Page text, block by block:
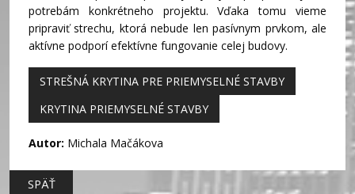
potrebám konkrétneho projektu. Vďaka tomu vieme
pripraviť strechu, ktorá nebude len pasívnym prvkom, ale
aktívne podporí efektívne fungovanie celej budovy.
STREŠNÁ KRYTINA PRE PRIEMYSELNÉ STAVBY
KRYTINA PRIEMYSELNÉ STAVBY
Autor: Michala Mačákova
SPÄŤ